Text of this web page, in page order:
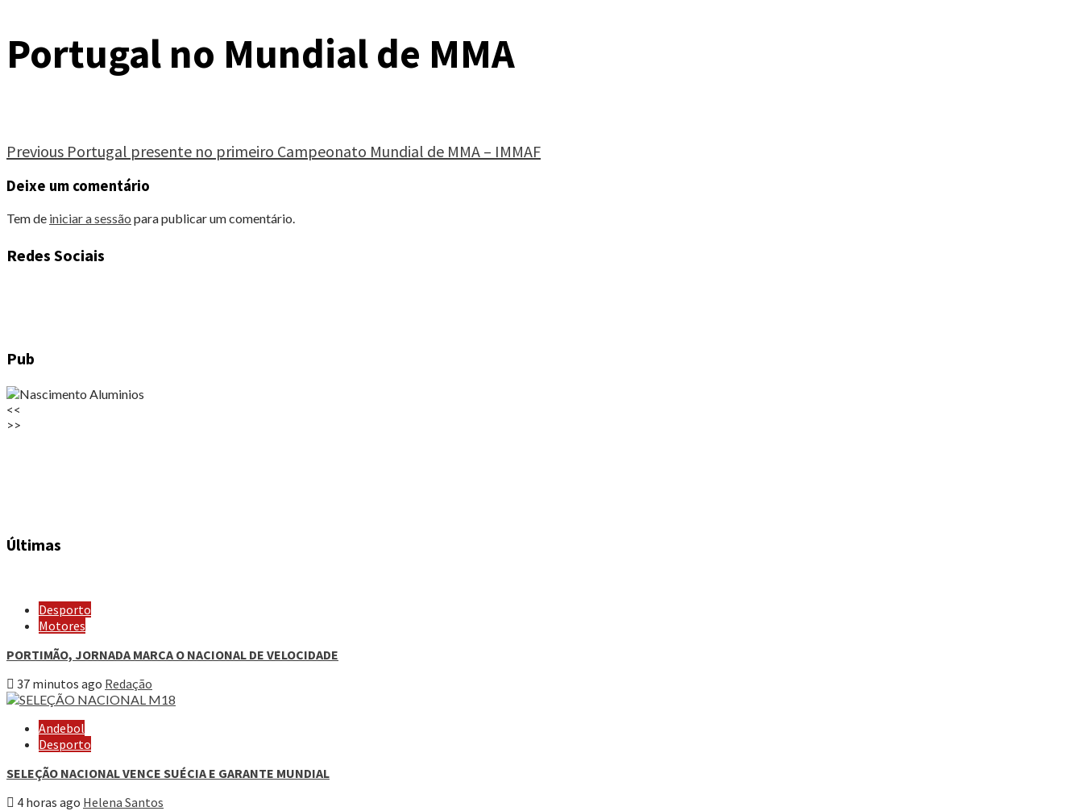
Portugal no Mundial de MMA
Continue
Reading
Previous Portugal presente no primeiro Campeonato Mundial de MMA – IMMAF
Deixe um comentário
Tem de iniciar a sessão para publicar um comentário.
Redes Sociais
Pub
<<
>>
Últimas
Desporto
Motores
PORTIMÃO, JORNADA MARCA O NACIONAL DE VELOCIDADE
37 minutos ago Redação
Andebol
Desporto
SELEÇÃO NACIONAL VENCE SUÉCIA E GARANTE MUNDIAL
4 horas ago Helena Santos